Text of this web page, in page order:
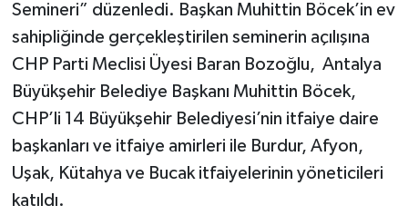
Semineri” düzenledi. Başkan Muhittin Böcek’in ev
sahipliğinde gerçekleştirilen seminerin açılışına
CHP Parti Meclisi Üyesi Baran Bozoğlu, Antalya
Büyükşehir Belediye Başkanı Muhittin Böcek,
CHP’li 14 Büyükşehir Belediyesi’nin itfaiye daire
başkanları ve itfaiye amirleri ile Burdur, Afyon,
Uşak, Kütahya ve Bucak itfaiyelerinin yöneticileri
katıldı.